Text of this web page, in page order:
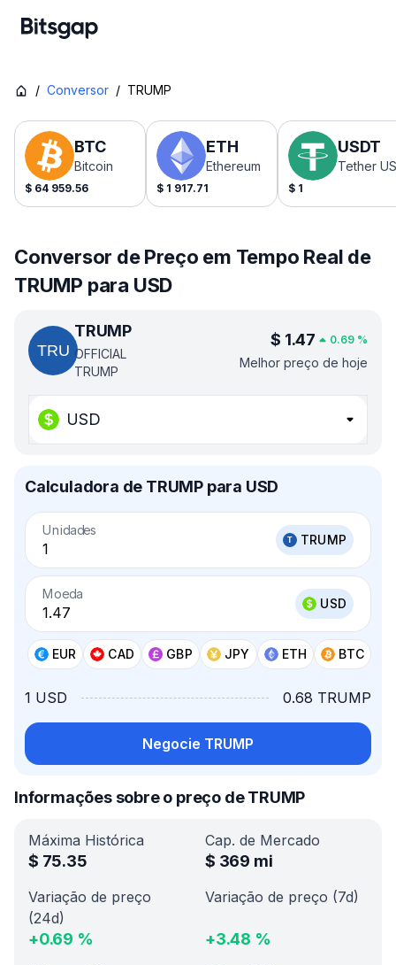
/ Conversor / TRUMP
BTC
Bitcoin
$ 64 959.56
ETH
Ethereum
$ 1 917.71
USDT
Tether
$ 1
Conversor de Preço em Tempo Real de
TRUMP para USD
TRUMP
OFFICIAL
TRUMP
$ 1.47 0.69 %
Melhor preço de hoje
USD
Calculadora de TRUMP para USD
Unidades
TRUMP
Moeda
USD
EUR CAD GBP JPY ETH BTC
1 USD 0.68 TRUMP
Negocie TRUMP
Informações sobre o preço de TRUMP
Máxima Histórica
$ 75.35
Cap. de Mercado
$ 369 mi
Variação de preço
(24d)
+0.69 %
Variação de preço (7d)
+3.48 %